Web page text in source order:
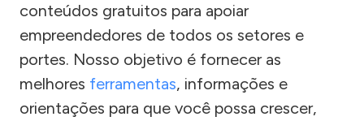
conteúdos gratuitos para apoiar
empreendedores de todos os setores e
portes. Nosso objetivo é fornecer as
melhores ferramentas, informações e
orientações para que você possa crescer,